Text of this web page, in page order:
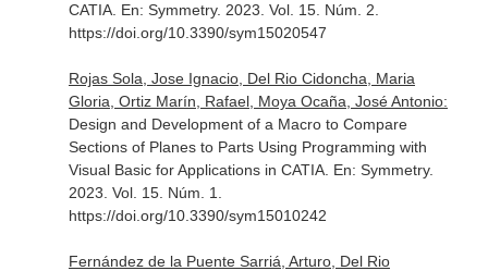
CATIA. En: Symmetry. 2023. Vol. 15. Núm. 2.
https://doi.org/10.3390/sym15020547
Rojas Sola, Jose Ignacio, Del Rio Cidoncha, Maria
Gloria, Ortiz Marín, Rafael, Moya Ocaña, José Antonio:
Design and Development of a Macro to Compare
Sections of Planes to Parts Using Programming with
Visual Basic for Applications in CATIA. En: Symmetry.
2023. Vol. 15. Núm. 1.
https://doi.org/10.3390/sym15010242
Fernández de la Puente Sarriá, Arturo, Del Rio